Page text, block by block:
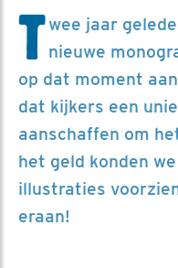
Twee jaar
nieuwe
op dat moment
dat kijkers een
aanschaffen om
het geld konden
illustraties
eraan!